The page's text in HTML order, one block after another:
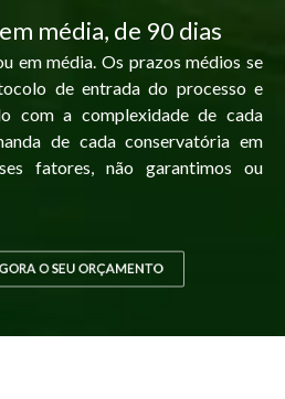
média, de 90 dias
em média.Os prazos médios se
de entrada do processo e
com a complexidadede cada
de cada conservatória em
fatores, não garantimos ou
O SEU ORÇAMENTO